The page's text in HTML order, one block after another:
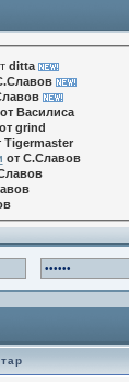
ditta
от Василиса
от grind
Tigermaster
от С.Славов